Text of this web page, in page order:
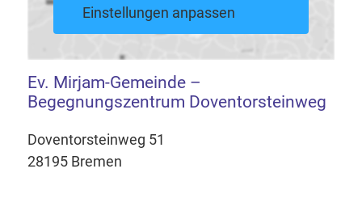
Einstellungen anpassen
Ev. Mirjam-Gemeinde –
Begegnungszentrum Doventorsteinweg
Doventorsteinweg 51
28195 Bremen